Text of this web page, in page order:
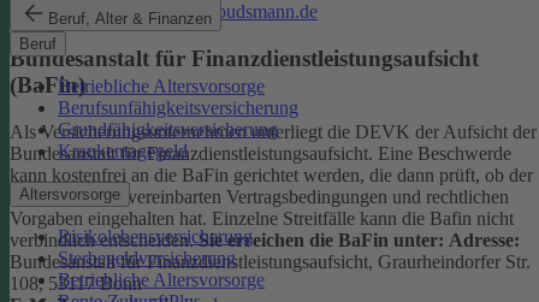
Beruf, Alter & Finanzen
Beruf
Betriebliche Altersvorsorge
Berufsunfähigkeitsversicherung
Grundfähigkeitsversicherung
Krankentagegeld
Altersvorsorge
Risikolebensversicherung
Sterbegeldversicherung
Betriebliche Altersvorsorge
Internet:
www.pkv-ombudsmann.de
Bundesanstalt für Finanzdienstleistungsaufsicht
(BaFin)
Als Versicherungsunternehmen unterliegt die DEVK der Aufsicht der
Bundesanstalt für Finanzdienstleistungsaufsicht. Eine Beschwerde
kann kostenfrei an die BaFin gerichtet werden, die dann prüft, ob der
Versicherer die vereinbarten Vertragsbedingungen und rechtlichen
Vorgaben eingehalten hat. Einzelne Streitfälle kann die Bafin nicht
verbindlich entscheiden.Sie erreichen die BaFin unter: Adresse:
Bundesanstalt für Finanzdienstleistungsaufsicht, Graurheindorfer Str.
108, 53117 Bonn